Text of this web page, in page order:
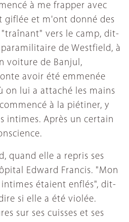
à me frapper avec
giflée et m'ont donné des
vers le camp, dit-
de Westfield, à
voiture de Banjul,
avoir été emmenée
on lui a attaché les mains
à la piétiner, y
intimes. Après un certain
quand elle a repris ses
Edward Francis. "Mon
étaient enflés", dit-
si elle a été violée.
sur ses cuisses et ses